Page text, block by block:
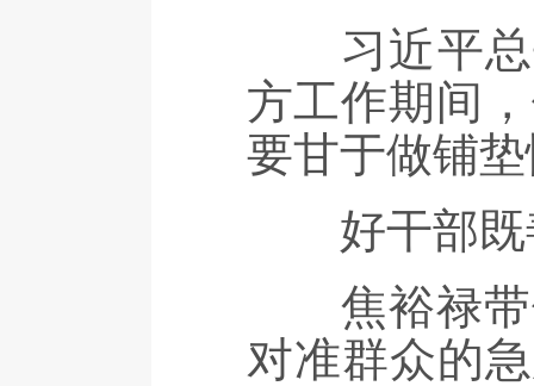
习近平总
方工作期间
要甘于做铺
好干部既善
焦裕禄带
对准群众的